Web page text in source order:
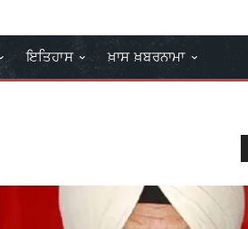
ਇਤਿਹਾਸ ਖ਼ਾਸ ਖ਼ਬਰਨਾਮਾ